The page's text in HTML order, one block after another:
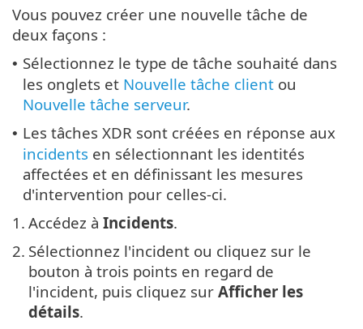
Vous pouvez créer une nouvelle tâche de
deux façons :
• Sélectionnez le type de tâche souhaité dans
les onglets et Nouvelle tâche client ou
Nouvelle tâche serveur.
• Les tâches XDR sont créées en réponse aux
incidents en sélectionnant les identités
affectées et en définissant les mesures
d'intervention pour celles-ci.
1. Accédez à Incidents.
2. Sélectionnez l'incident ou cliquez sur le
bouton à trois points en regard de
l'incident, puis cliquez sur Afficher les
détails.